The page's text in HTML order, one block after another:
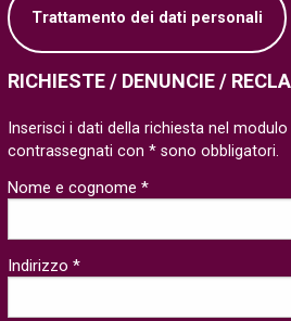
Trattamento dei dati personali
RICHIESTE / DENUNCIE /
Inserisci i dati della richiesta nel
contrassegnati con * sono obbligatori.
Nome e cognome *
Indirizzo *